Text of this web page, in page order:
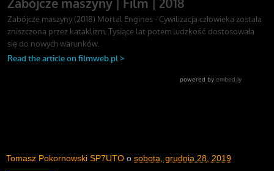
Tomasz Pokornowski SP7UTO o sobota, grudnia 28, 2019